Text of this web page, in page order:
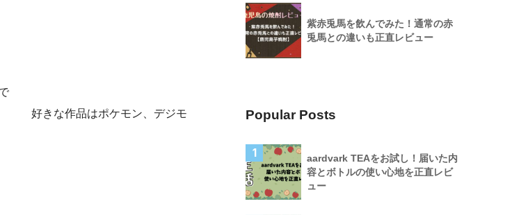
ン、デジモ
紫赤兎馬を飲んでみた！通常の赤
兎馬との違いも正直レビュー
Popular Posts
1
aardvark TEAをお試し！届いた内
容とボトルの使い心地を正直レビ
ュー